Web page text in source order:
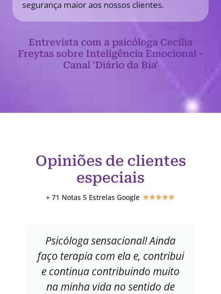
segurança maior aos nossos clientes.
Entrevista com a psicóloga Cecília
Freytas sobre Inteligência Emocional -
Canal 'Diário da Bia'
Opiniões de clientes
especiais
+ 71 Notas 5 Estrelas Google ★★★★★
Psicóloga sensacional! Ainda
faço terapia com ela e, contribui
e continua contribuindo muito
na minha vida no sentido de